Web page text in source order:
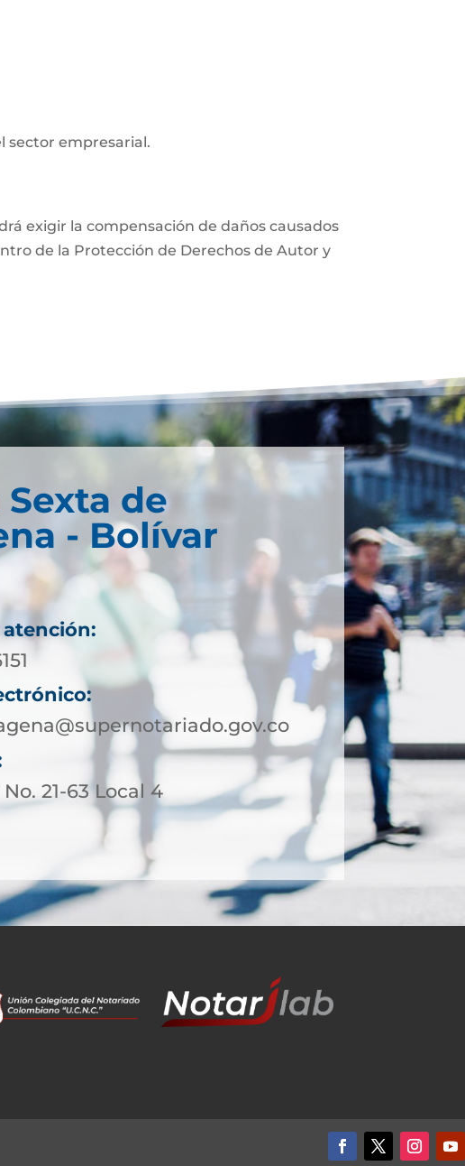
sector empresarial.
exigir la compensación de daños causados
de la Protección de Derechos de Autor y
de
- Bolívar
atención:
21-63 Local 4